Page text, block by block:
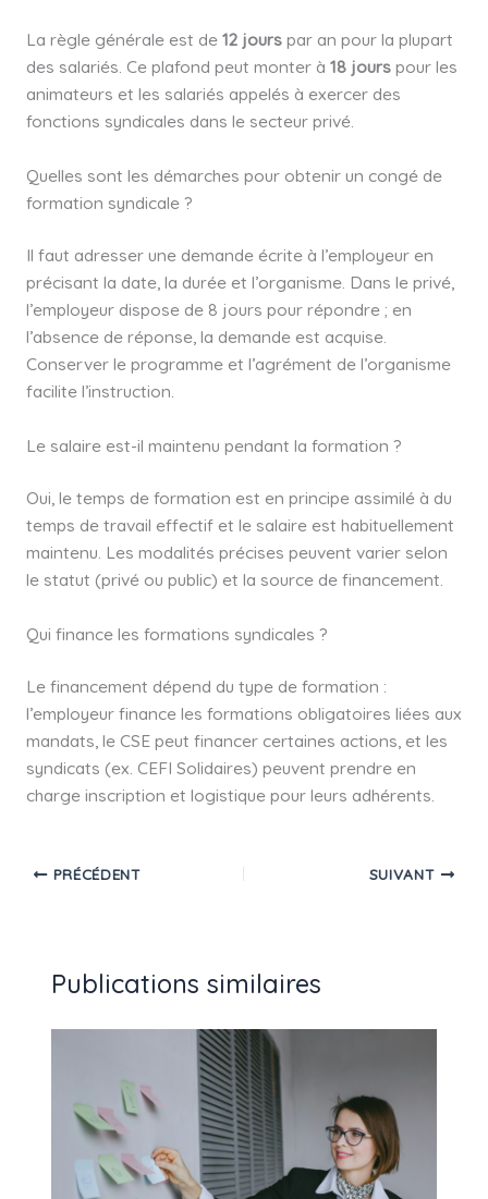
La règle générale est de 12 jourspar an pour la plupart
des salariés. Ce plafond peut monter à 18 jourspour les
animateurs et les salariés appelés à exercer des
fonctions syndicales dans le secteur privé.
Quelles sont les démarches pour obtenir un congé de
formation syndicale ?
Il faut adresser une demande écrite à l’employeur en
précisant la date, la durée et l’organisme. Dans le privé,
l’employeur dispose de 8 jours pour répondre ; en
l’absence de réponse, la demande est acquise.
Conserver le programme et l’agrément de l’organisme
facilite l’instruction.
Le salaire est-il maintenu pendant la formation ?
Oui, le temps de formation est en principe assimilé à du
temps de travail effectif et le salaire est habituellement
maintenu. Les modalités précises peuvent varier selon
le statut (privé ou public) et la source de financement.
Qui finance les formations syndicales ?
Le financement dépend du type de formation :
l’employeur finance les formations obligatoires liées aux
mandats, le CSE peut financer certaines actions, et les
syndicats (ex. CEFI Solidaires) peuvent prendre en
charge inscription et logistique pour leurs adhérents.
PRÉCÉDENT SUIVANT
Publications similaires